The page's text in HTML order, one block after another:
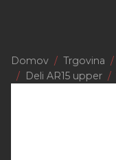
Domov Trgovina
Deli AR15 upper